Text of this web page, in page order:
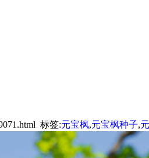
标签:元宝枫,元宝枫种子,